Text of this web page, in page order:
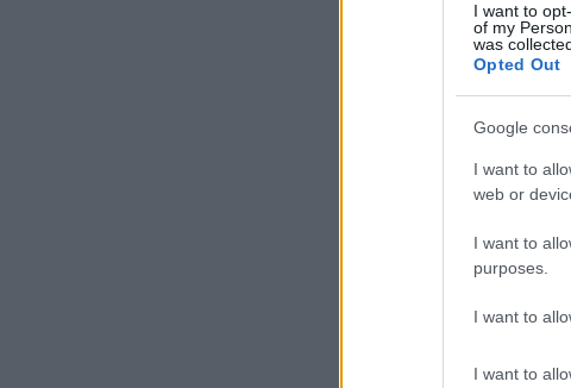
I want to
of my
was
Opted Out
Google
I want to
web or
I want to
purposes.
I want to
I want to